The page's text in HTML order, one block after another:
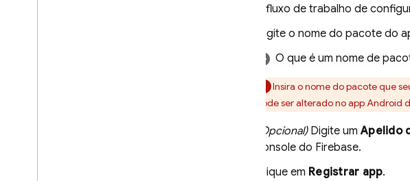
o fluxo de trabalho de
Digite o nome do pacote do
O que é um nome de
Insira o nome do pacote que
pode ser alterado no app Android
(Opcional)Digite umApelido
console do Firebase.
Clique em Registrar app.